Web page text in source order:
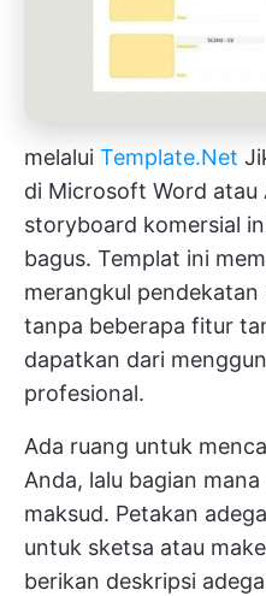
melalui Template.Net
di Microsoft Word atau
storyboard komersial
bagus. Templat ini
merangkul
tanpa beberapa fitur
dapatkan dari
profesional.
Ada ruang untuk
Anda, lalu bagian
maksud. Petakan
untuk sketsa atau
berikan deskripsi